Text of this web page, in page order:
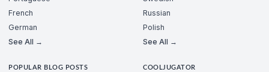
French
German
See All →
Russian
Polish
See All →
POPULAR BLOG POSTS COOLJUGATOR